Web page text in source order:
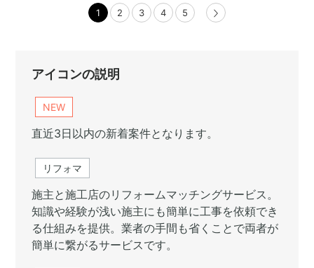
1 2 3 4 5
アイコンの説明
NEW
直近3日以内の新着案件となります。
リフォマ
施主と施工店のリフォームマッチングサービス。
知識や経験が浅い施主にも簡単に工事を依頼でき
る仕組みを提供。業者の手間も省くことで両者が
簡単に繋がるサービスです。